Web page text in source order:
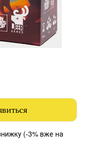
(-3% вже на